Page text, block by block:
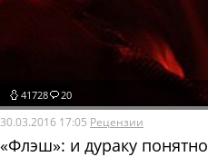
41728 20
30.03.2016 17:05 Рецензии
«Флэш»: и дураку понятно